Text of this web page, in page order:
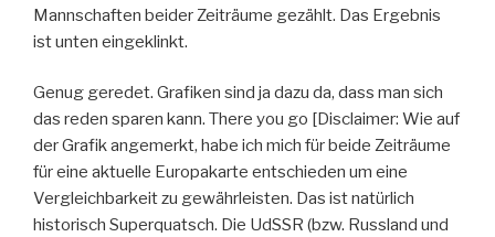
Mannschaften beider Zeiträume gezählt. Das Ergebnis
ist unten eingeklinkt.
Genug geredet. Grafiken sind ja dazu da, dass man sich
das reden sparen kann. There you go [Disclaimer: Wie auf
der Grafik angemerkt, habe ich mich für beide Zeiträume
für eine aktuelle Europakarte entschieden um eine
Vergleichbarkeit zu gewährleisten. Das ist natürlich
historisch Superquatsch. Die UdSSR (bzw. Russland und